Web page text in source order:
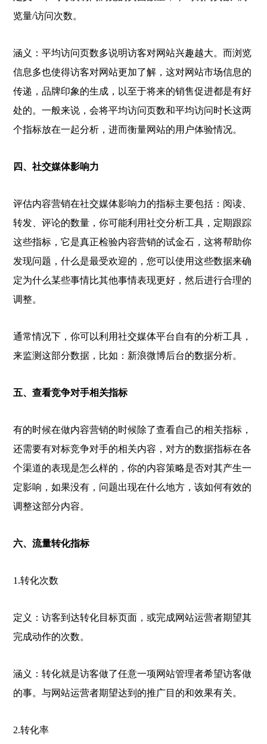
览量/访问次数。
涵义：平均访问页数多说明访客对网站兴趣越大。而浏览
信息多也使得访客对网站更加了解，这对网站市场信息的
传递，品牌印象的生成，以至于将来的销售促进都是有好
处的。一般来说，会将平均访问页数和平均访问时长这两
个指标放在一起分析，进而衡量网站的用户体验情况。
四、社交媒体影响力
评估内容营销在社交媒体影响力的指标主要包括：阅读、
转发、评论的数量，你可能利用社交分析工具，定期跟踪
这些指标，它是真正检验内容营销的试金石，这将帮助你
发现问题，什么是最受欢迎的，您可以使用这些数据来确
定为什么某些事情比其他事情表现更好，然后进行合理的
调整。
通常情况下，你可以利用社交媒体平台自有的分析工具，
来监测这部分数据，比如：新浪微博后台的数据分析。
五、查看竞争对手相关指标
有的时候在做内容营销的时候除了查看自己的相关指标，
还需要有对标竞争对手的相关内容，对方的数据指标在各
个渠道的表现是怎么样的，你的内容策略是否对其产生一
定影响，如果没有，问题出现在什么地方，该如何有效的
调整这部分内容。
六、流量转化指标
1.转化次数
定义：访客到达转化目标页面，或完成网站运营者期望其
完成动作的次数。
涵义：转化就是访客做了任意一项网站管理者希望访客做
的事。与网站运营者期望达到的推广目的和效果有关。
2.转化率